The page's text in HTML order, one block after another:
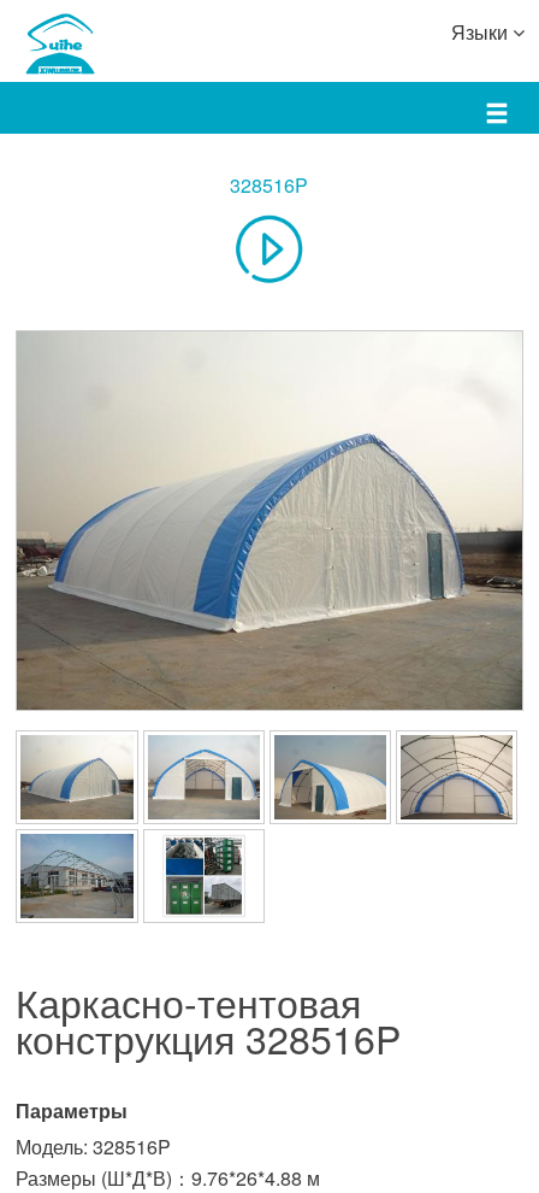
Языки
328516P
Каркасно-тентовая
конструкция328516P
Параметры
Модель: 328516P
Размеры (Ш*Д*В)：9.76*26*4.88 м